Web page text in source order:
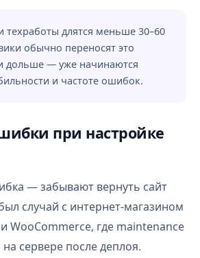
техработы длятся меньше 30–60
обычно переносят это
дольше — уже начинаются
и частоте ошибок.
при настройке
— забывают вернуть сайт
случай с интернет-магазином
WooCommerce, где maintenance
на сервере после деплоя.